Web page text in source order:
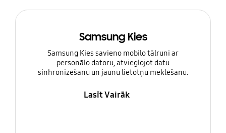
Samsung Kies
Samsung Kies savieno mobilo tālruni ar
personālo datoru, atvieglojot datu
sinhronizēšanu un jaunu lietotņu meklēšanu.
Lasīt Vairāk